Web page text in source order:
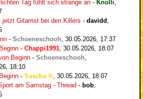
Tag fühlt sich strange an - Knolli
Gitarrist bei den Killers - davidd
- Schoeneschooh 30.05.2026, 17:37
- Chappi1991 30.05.2026, 18:07
Beginn - Schoeneschooh
18:10
- Sascha
30.05.2026, 18:07
am Samstag - Thread - bob